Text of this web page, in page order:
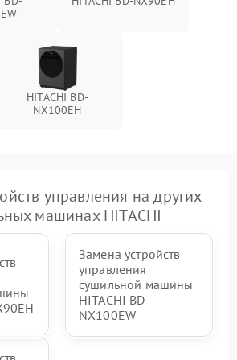
HITACHI BD-
NX100EH
управления на других
машинах HITACHI
Замена устройств
управления
сушильной машины
HITACHI BD-
NX100EW